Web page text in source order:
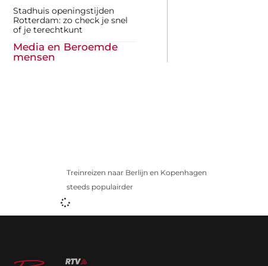
Stadhuis openingstijden
Rotterdam: zo check je snel
of je terechtkunt
Media en Beroemde
mensen
Treinreizen naar Berlijn en Kopenhagen
steeds populairder